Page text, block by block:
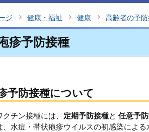
ジ 健康・福祉 健康 高齢者の予
疹予防接種
予防接種について
チン接種には、 定期予防接種と 任意予
、水痘・帯状疱疹ウイルスの初感染によ